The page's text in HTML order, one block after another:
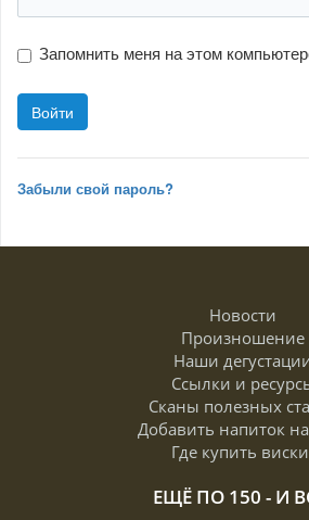
Запомнить меня на этом
Забыли свой пароль?
Новости
Произношение
Наши
Ссылки и
Сканы полезных
Добавить напиток
Где купить
ЕЩЁ ПО 150 - И